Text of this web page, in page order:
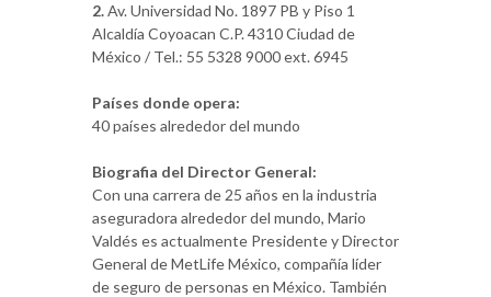
2.Av. Universidad No. 1897 PB y Piso 1
Alcaldía Coyoacan C.P. 4310 Ciudad de
México / Tel.: 55 5328 9000 ext. 6945
Países donde opera:
40 países alrededor del mundo
Biografia del Director General:
Con una carrera de 25 años en la industria
aseguradora alrededor del mundo, Mario
Valdés es actualmente Presidente y Director
General de MetLife México, compañía líder
de seguro de personas en México. También